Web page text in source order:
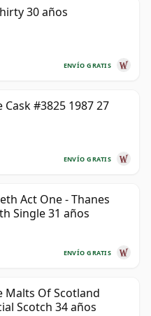
30 años
ENVÍO GRATIS
#3825 1987 27
ENVÍO GRATIS
Act One - Thanes
Single 31 años
ENVÍO GRATIS
Malts Of Scotland
Scotch 34 años